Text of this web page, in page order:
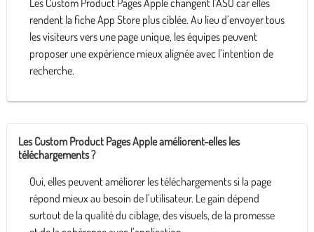
rendent la fiche App Store plus ciblée. Au lieu d’envoyer tous
les visiteurs vers une page unique, les équipes peuvent
proposer une expérience mieux alignée avec l’intention de
recherche.
Les Custom Product Pages Apple améliorent-elles les
téléchargements ?
Oui, elles peuvent améliorer les téléchargements si la page
répond mieux au besoin de l’utilisateur. Le gain dépend
surtout de la qualité du ciblage, des visuels, de la promesse